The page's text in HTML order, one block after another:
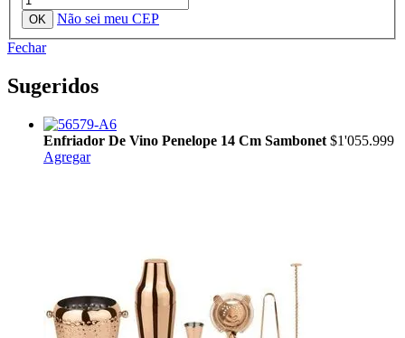
Não sei meu CEP
Fechar
Sugeridos
Enfriador De Vino Penelope 14 Cm Sambonet $1'055.999
Agregar